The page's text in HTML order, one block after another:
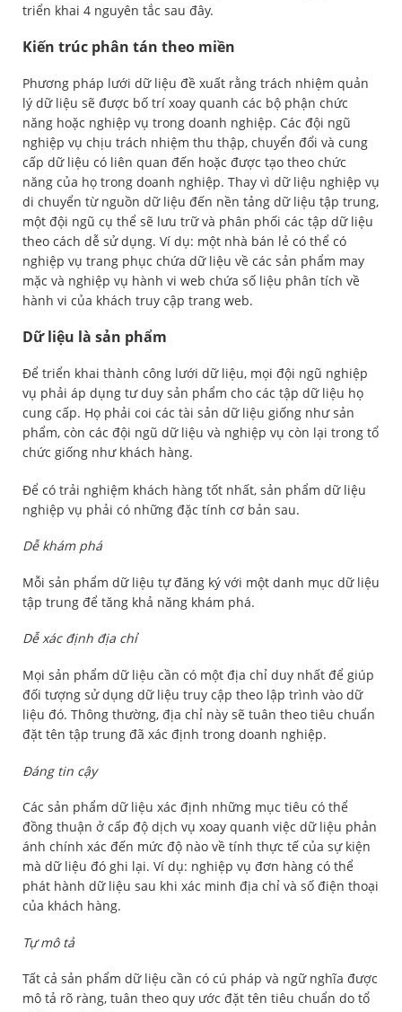
triển khai 4 nguyên tắc sau đây.
Kiến trúc phân tán theo miền
Phương pháp lưới dữ liệu đề xuất rằng trách nhiệm quản
lý dữ liệu sẽ được bố trí xoay quanh các bộ phận chức
năng hoặc nghiệp vụ trong doanh nghiệp. Các đội ngũ
nghiệp vụ chịu trách nhiệm thu thập, chuyển đổi và cung
cấp dữ liệu có liên quan đến hoặc được tạo theo chức
năng của họ trong doanh nghiệp. Thay vì dữ liệu nghiệp vụ
di chuyển từ nguồn dữ liệu đến nền tảng dữ liệu tập trung,
một đội ngũ cụ thể sẽ lưu trữ và phân phối các tập dữ liệu
theo cách dễ sử dụng. Ví dụ: một nhà bán lẻ có thể có
nghiệp vụ trang phục chứa dữ liệu về các sản phẩm may
mặc và nghiệp vụ hành vi web chứa số liệu phân tích về
hành vi của khách truy cập trang web.
Dữ liệu là sản phẩm
Để triển khai thành công lưới dữ liệu, mọi đội ngũ nghiệp
vụ phải áp dụng tư duy sản phẩm cho các tập dữ liệu họ
cung cấp. Họ phải coi các tài sản dữ liệu giống như sản
phẩm, còn các đội ngũ dữ liệu và nghiệp vụ còn lại trong tổ
chức giống như khách hàng.
Để có trải nghiệm khách hàng tốt nhất, sản phẩm dữ liệu
nghiệp vụ phải có những đặc tính cơ bản sau.
Dễ khám phá
Mỗi sản phẩm dữ liệu tự đăng ký với một danh mục dữ liệu
tập trung để tăng khả năng khám phá.
Dễ xác định địa chỉ
Mọi sản phẩm dữ liệu cần có một địa chỉ duy nhất để giúp
đối tượng sử dụng dữ liệu truy cập theo lập trình vào dữ
liệu đó. Thông thường, địa chỉ này sẽ tuân theo tiêu chuẩn
đặt tên tập trung đã xác định trong doanh nghiệp.
Đáng tin cậy
Các sản phẩm dữ liệu xác định những mục tiêu có thể
đồng thuận ở cấp độ dịch vụ xoay quanh việc dữ liệu phản
ánh chính xác đến mức độ nào về tính thực tế của sự kiện
mà dữ liệu đó ghi lại. Ví dụ: nghiệp vụ đơn hàng có thể
phát hành dữ liệu sau khi xác minh địa chỉ và số điện thoại
của khách hàng.
Tự mô tả
Tất cả sản phẩm dữ liệu cần có cú pháp và ngữ nghĩa được
mô tả rõ ràng, tuân theo quy ước đặt tên tiêu chuẩn do tổ